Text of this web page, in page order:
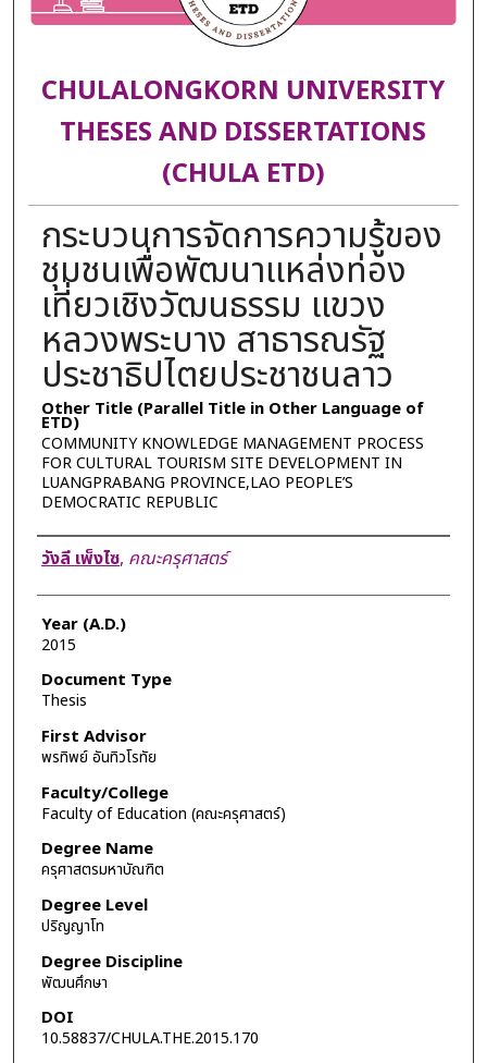
CHULALONGKORN UNIVERSITY
THESES AND DISSERTATIONS
(CHULA ETD)
กระบวนการจัดการความรู้ของ
ชุมชนเพื่อพัฒนาแหล่งท่อง
เที่ยวเชิงวัฒนธรรม แขวง
หลวงพระบาง สาธารณรัฐ
ประชาธิปไตยประชาชนลาว
Other Title (Parallel Title in Other Language of
ETD)
COMMUNITY KNOWLEDGE MANAGEMENT PROCESS
FOR CULTURAL TOURISM SITE DEVELOPMENT IN
LUANGPRABANG PROVINCE,LAO PEOPLE’S
DEMOCRATIC REPUBLIC
Author
วังลี เพ็งไซ, คณะครุศาสตร์
Year (A.D.)
2015
Document Type
Thesis
First Advisor
พรทิพย์ อันทิวโรทัย
Faculty/College
Faculty of Education (คณะครุศาสตร์)
Degree Name
ครุศาสตรมหาบัณฑิต
Degree Level
ปริญญาโท
Degree Discipline
พัฒนศึกษา
DOI
10.58837/CHULA.THE.2015.170